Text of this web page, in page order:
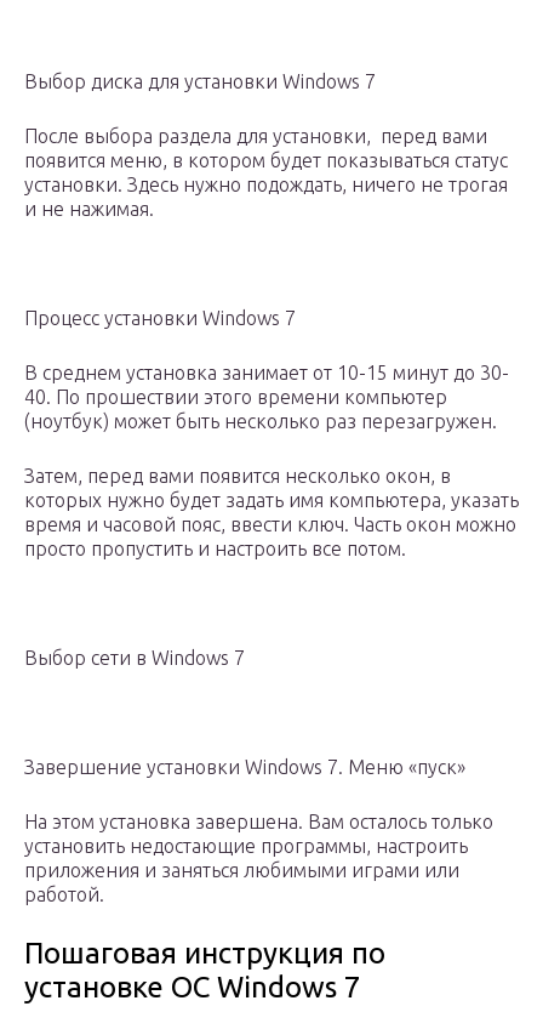
Выбор диска для установки Windows 7
После выбора раздела для установки, перед вами
появится меню, в котором будет показываться статус
установки. Здесь нужно подождать, ничего не трогая
и не нажимая.
Процесс установки Windows 7
В среднем установка занимает от 10-15 минут до 30-
40. По прошествии этого времени компьютер
(ноутбук) может быть несколько раз перезагружен.
Затем, перед вами появится несколько окон, в
которых нужно будет задать имя компьютера, указать
время и часовой пояс, ввести ключ. Часть окон можно
просто пропустить и настроить все потом.
Выбор сети в Windows 7
Завершение установки Windows 7. Меню «пуск»
На этом установка завершена. Вам осталось только
установить недостающие программы, настроить
приложения и заняться любимыми играми или
работой.
Пошаговая инструкция по
установке ОС Windows 7